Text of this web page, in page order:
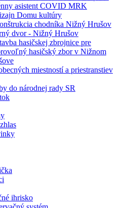
asistent COVID MRK
Domu kultúry
chodníka Nižný Hrušov
dvor - Nižný Hrušov
hasičskej zbrojnice pre
hasičský zbor v Nižnom
miestností a priestranstiev
do národnej rady SR
ihrisko